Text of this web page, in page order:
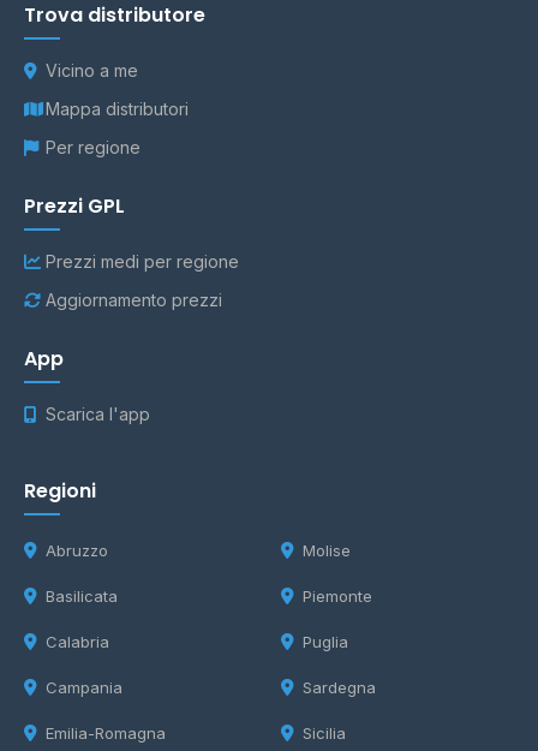
Trova distributore
Vicino a me
Mappa distributori
Per regione
Prezzi GPL
Prezzi medi per regione
Aggiornamento prezzi
App
Scarica l'app
Regioni
Abruzzo
Basilicata
Calabria
Campania
Emilia-Romagna
Molise
Piemonte
Puglia
Sardegna
Sicilia